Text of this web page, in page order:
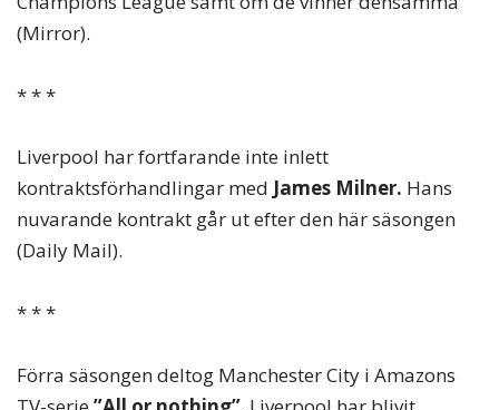
(Mirror).
* * *
Liverpool har fortfarande inte inlett
kontraktsförhandlingar med James Milner. Hans
nuvarande kontrakt går ut efter den här säsongen
(Daily Mail).
* * *
Förra säsongen deltog Manchester City i Amazons